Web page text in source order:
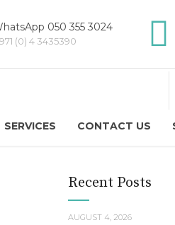
050 355 3024
(0) 4 3435390
SERVICES CONTACT US
Recent Posts
AUGUST 4, 2026